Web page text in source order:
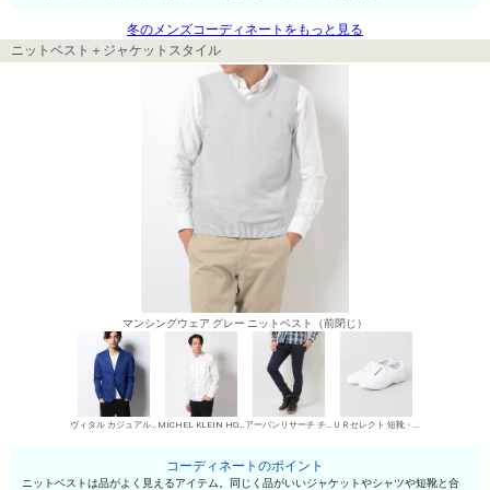
冬のメンズコーディネートをもっと見る
ニットベスト＋ジャケットスタイル
マンシングウェア グレー ニットベスト（前閉じ）
ヴィタル カジュアルジャケット MICHEL KLEIN HOMME シャツ アーバンリサーチ チノパン・綿パン ＵＲセレクト 短靴・レザーシューズ
コーディネートのポイント
ニットベストは品がよく見えるアイテム。同じく品がいいジャケットやシャツや短靴と合